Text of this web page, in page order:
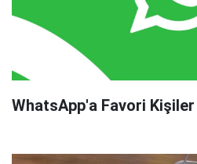
WhatsApp'a Favori